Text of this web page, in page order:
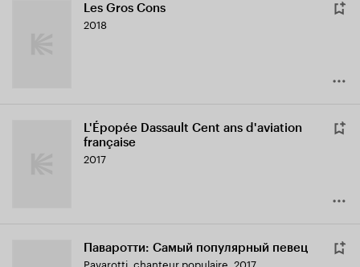
Les Gros Cons
2018
L'Épopée Dassault Cent ans d'aviation
française
2017
Паваротти: Самый популярный певец
Pavarotti, chanteur populaire, 2017